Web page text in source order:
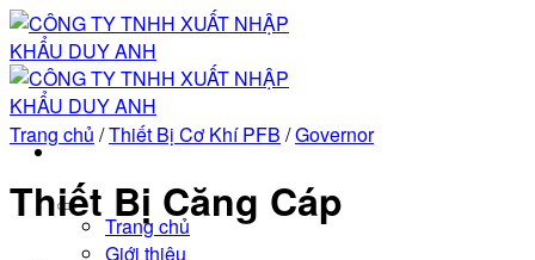
Bỏ
qua
nội
dung
Trang chủ
Giới thiệu
Trang chủ /Thiết Bị Cơ Khí PFB /Governor
Thiết Bị Căng Cáp